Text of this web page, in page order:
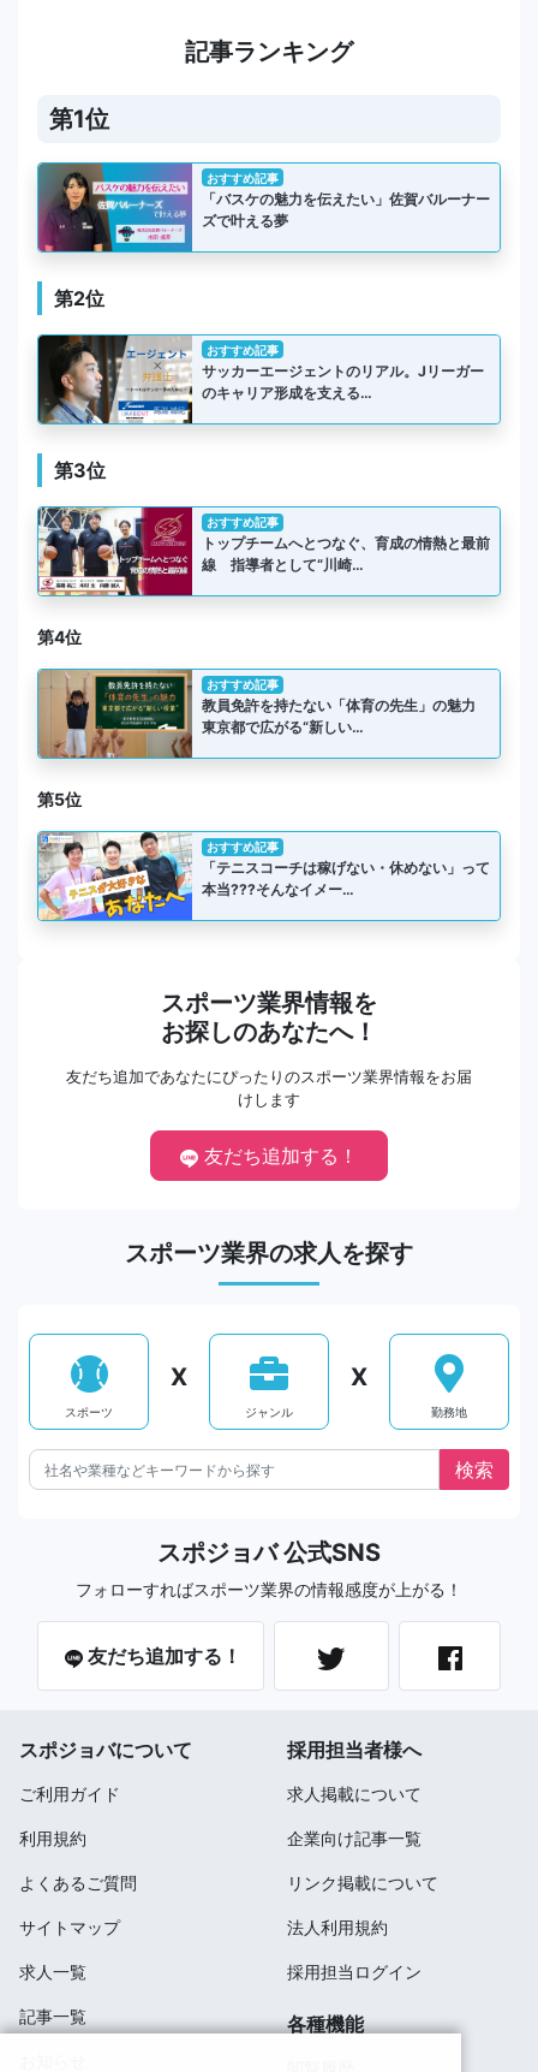
記事ランキング
第1位
おすすめ記事
「バスケの魅力を伝えたい」佐賀バルーナー
ズで叶える夢
第2位
おすすめ記事
サッカーエージェントのリアル。Jリーガー
のキャリア形成を支える…
第3位
おすすめ記事
トップチームへとつなぐ、育成の情熱と最前
線 指導者として“川崎…
第4位
おすすめ記事
教員免許を持たない「体育の先生」の魅力
東京都で広がる“新しい…
第5位
おすすめ記事
「テニスコーチは稼げない・休めない」って
本当???そんなイメー…
スポーツ業界情報を
お探しのあなたへ！
友だち追加であなたにぴったりのスポーツ業界情報をお届
けします
友だち追加する！
スポーツ業界の求人を探す
スポーツ
X
ジャンル
X
勤務地
スポジョバ 公式SNS
フォローすればスポーツ業界の情報感度が上がる！
友だち追加する！
スポジョバについて
ご利用ガイド
利用規約
よくあるご質問
サイトマップ
求人一覧
記事一覧
採用担当者様へ
求人掲載について
企業向け記事一覧
リンク掲載について
法人利用規約
採用担当ログイン
各種機能